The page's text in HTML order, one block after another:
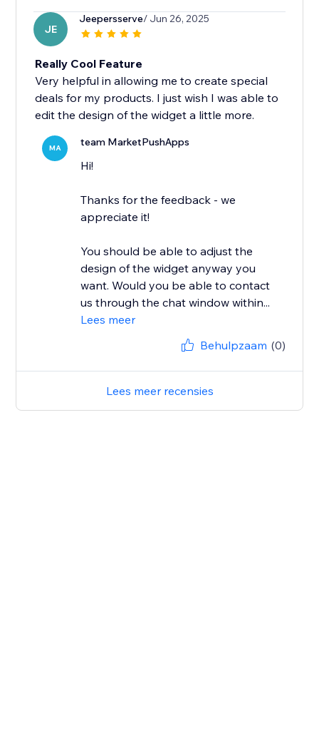
JE
Jeepersserve/ Jun 26, 2025
Really Cool Feature
Very helpful in allowing me to create special
deals for my products. I just wish I was able to
edit the design of the widget a little more.
MA team MarketPushApps
Hi!
Thanks for the feedback - we
appreciate it!
You should be able to adjust the
design of the widget anyway you
want. Would you be able to contact
us through the chat window within...
Lees meer
Behulpzaam (0)
Lees meer recensies